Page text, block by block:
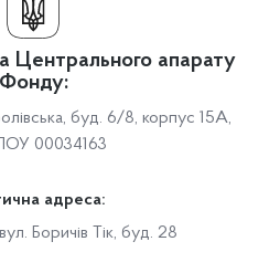
апарату
Фонду:
буд. 6/8, корпус 15А,
00034163
адреса:
Боричів Тік, буд. 28